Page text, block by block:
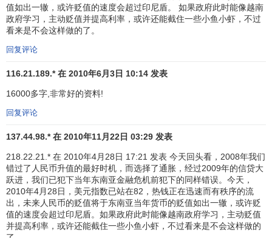
美元保持固定汇率的联系汇率制，以稳定印尼盾。此举遭到
国际货币基金组织及美国、西欧的一致反对。国际货币基金
组织扬言将撤回对印尼的援助。印尼陷入政治经济大危机。2
亚汇市再起波澜，新元、马币、泰铢、菲律宾比索等纷纷下
跌。直到4月8日印尼同国际货币基金组织就一份新的经济改
南亚金融危机使得与之关系密切的日本经济陷入困境。
汇率从1997年6月底的115日元兑1美元跌至 1998年4月初的
150日元兑1美元的关口。随着日元的大幅贬值，国际金融形
势更加不明朗，亚洲金融危机继续深化。
第三阶段：1998年8月初，乘美国股市动荡、日元汇率
持续下跌之际，国际炒家对香港发动新一轮进攻。恒生指数
一直跌至6 600多点。香港特区政府予以回击，金融管理局动
值如出一辙，或许贬值的速度会超过印尼盾。 如果政府此时能像越南
政府学习，主动贬值并提高利率，或许还能截住一些小鱼小虾，不过
看来是不会这样做的了。
回复评论
116.21.189.* 在 2010年6月3日 10:14 发表
16000多字,非常好的资料!
回复评论
137.44.98.* 在 2010年11月22日 03:29 发表
218.22.21.* 在 2010年4月28日 17:21 发表 今天回头看，2008年我们
错过了人民币升值的最好时机，而选择了通胀，经过2009年的信贷大
跃进，我们已犯下当年东南亚金融危机前犯下的同样错误。今天，
2010年4月28日，美元指数已站在82，热钱正在迅速而有秩序的流
出，未来人民币的贬值将于东南亚当年货币的贬值如出一辙，或许贬
值的速度会超过印尼盾。如果政府此时能像越南政府学习，主动贬值
并提高利率，或许还能截住一些小鱼小虾，不过看来是不会这样做的